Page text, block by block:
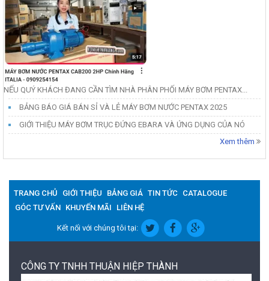
NẾU QUÝ KHÁCH ĐANG CẦN TÌM NHÀ PHÂN PHỐI MÁY BƠM PENTAX...
BẢNG BÁO GIÁ BÁN SỈ VÀ LẺ MÁY BƠM NƯỚC PENTAX 2025
GIỚI THIỆU MÁY BƠM TRỤC ĐỨNG EBARA VÀ ỨNG DỤNG CỦA NÓ
Xem thêm
TRANG CHỦ GIỚI THIỆU BẢNG GIÁ TIN TỨC CATALOGUE
GÓC TƯ VẤN KHUYẾN MÃI LIÊN HỆ
Kết nối với chúng tôi tại:
CÔNG TY TNHH THUẬN HIỆP THÀNH